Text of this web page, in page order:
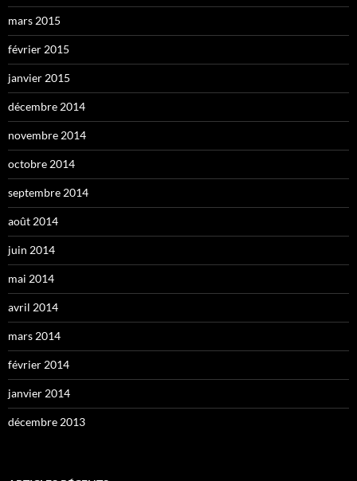
mars 2015
février 2015
janvier 2015
décembre 2014
novembre 2014
octobre 2014
septembre 2014
août 2014
juin 2014
mai 2014
avril 2014
mars 2014
février 2014
janvier 2014
décembre 2013